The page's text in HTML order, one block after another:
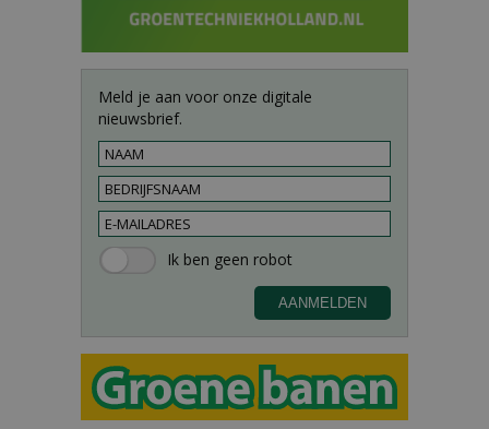
Meld je aan voor onze digitale
nieuwsbrief.